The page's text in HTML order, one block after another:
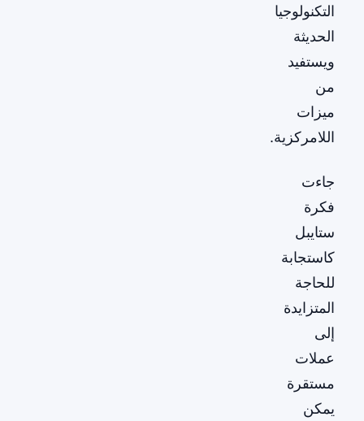
التكنولوجيا
الحديثة
ويستفيد
من
ميزات
اللامركزية.
جاءت
فكرة
ستايبل
كاستجابة
للحاجة
المتزايدة
إلى
عملات
مستقرة
يمكن